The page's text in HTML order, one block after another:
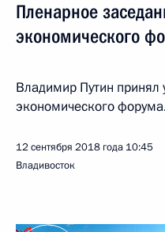
Пленарное
экономического
Владимир Путин принял
экономического
12 сентября 2018 года 10:45
Владивосток